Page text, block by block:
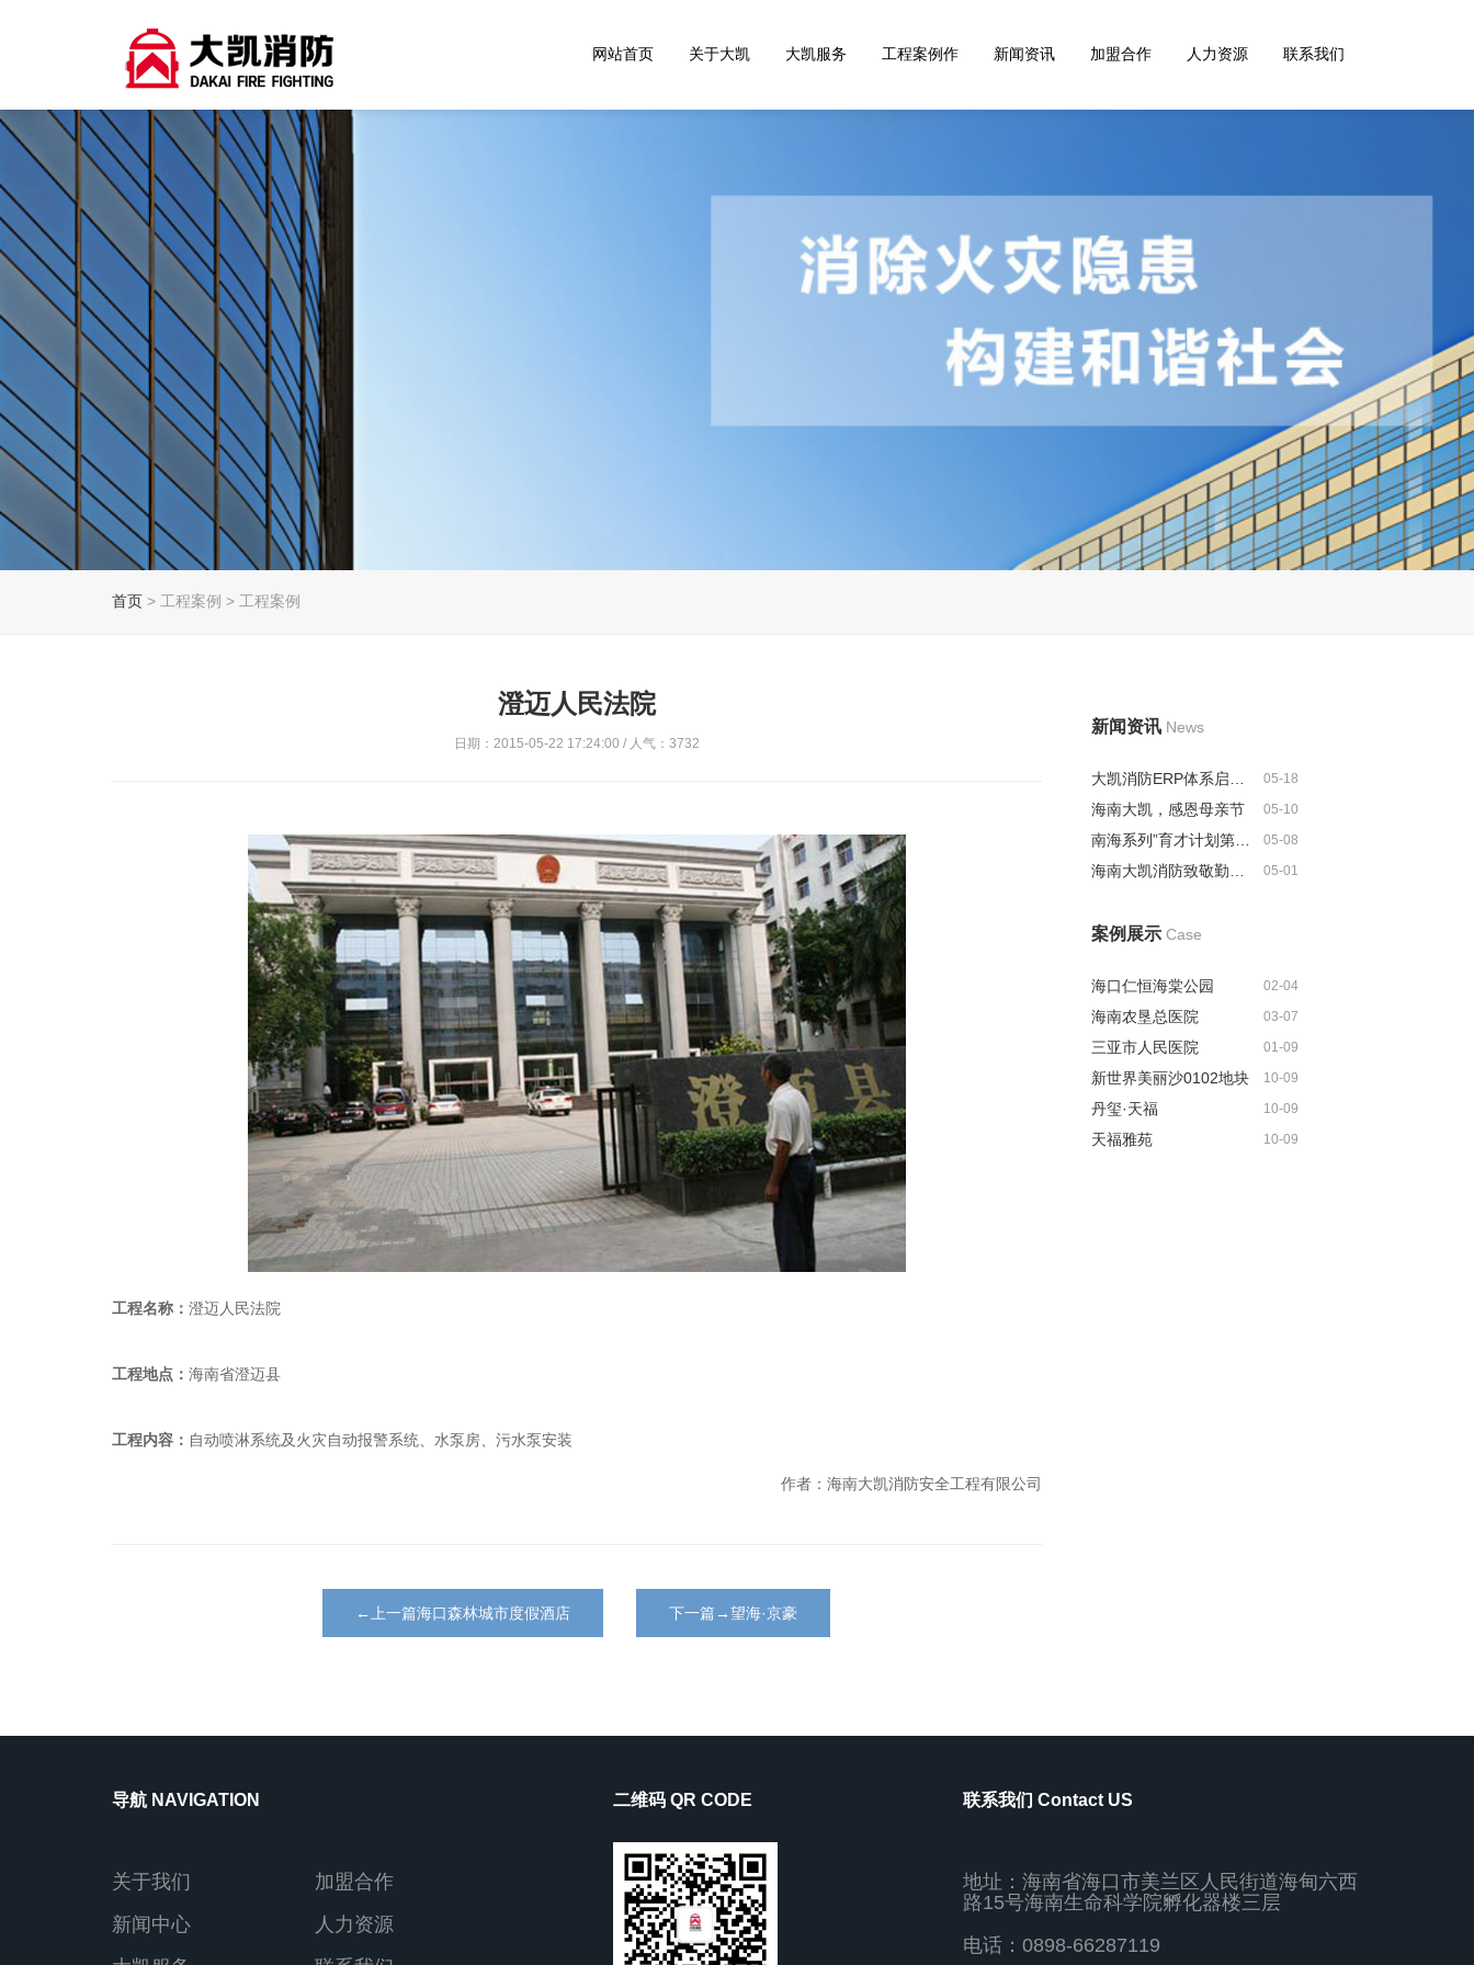
网站首页 关于大凯 大凯服务 工程案例作 新闻资讯 加盟合作 人力资源 联系我们
首页 > 工程案例 > 工程案例
澄迈人民法院
日期：2015-05-22 17:24:00 / 人气：3732
工程名称： 澄迈人民法院
工程地点： 海南省澄迈县
工程内容： 自动喷淋系统及火灾自动报警系统、水泵房、污水泵安装
作者：海南大凯消防安全工程有限公司
←上一篇海口森林城市度假酒店 下一篇→望海·京豪
新闻资讯 News
05-18
海南大凯，感恩母亲节 05-10
南海系列”育才计划第二批人选名... 05-08
05-01
案例展示 Case
海口仁恒海棠公园 02-04
海南农垦总医院 03-07
三亚市人民医院 01-09
新世界美丽沙0102地块 10-09
丹玺·天福 10-09
天福雅苑 10-09
导航 NAVIGATION
关于我们
加盟合作
新闻中心
人力资源
二维码 QR CODE 联系我们 Contact US
地址：海南省海口市美兰区人民街道海甸六西
路15号海南生命科学院孵化器楼三层
电话：0898-66287119